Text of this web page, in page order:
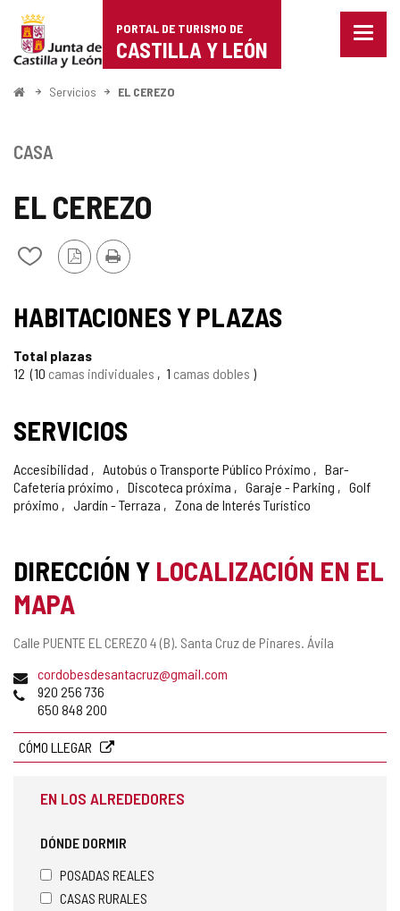
Portal
de
Turismo
Castilla
León
PORTAL DE TURISMO DE
CASTILLA Y LEÓN
Menu
InicioServicios EL CEREZO
EL CEREZO
Añadir/quitar
cuadernos
Versión
PDF
Imprimir
CASA
HABITACIONES Y PLAZAS
Total plazas
12
10 camas individuales 1 camas dobles
SERVICIOS
Accesibilidad Autobús o Transporte Público Próximo
Bar-
Cafetería próximo
Discoteca próxima Garaje - Parking
Golf
próximo
Jardín - Terraza Zona de Interés Turístico
DIRECCIÓN Y LOCALIZACIÓN EN EL
MAPA
Dirección
Calle PUENTE EL CEREZO 4 (B). Santa Cruz de Pinares. Ávila
Dirección
de
correo
cordobesdesantacruz@gmail.com
Teléfonos
920 256 736
650 848 200
CÓMO LLEGAR
EN LOS ALREDEDORES
DÓNDE DORMIR
POSADAS REALES
CASAS RURALES